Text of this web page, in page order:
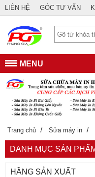
LIÊN HỆ GÓC TƯ VẤN
MENU
Trang chủ / Sửa máy in /
DANH MỤC SẢN
HÃNG SẢN XUẤT